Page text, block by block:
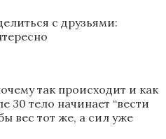
с друзьями:
так происходит и как
30 тело начинает “вести
вес тот же, а сил уже